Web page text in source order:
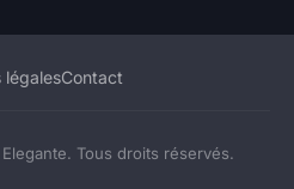
légalesContact
Tous droits réservés.